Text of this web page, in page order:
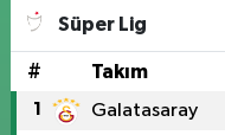
Süper Lig
# Takım
1 Galatasaray